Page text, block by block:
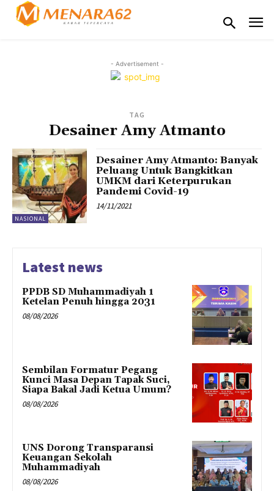
- Advertisement -
TAG
Desainer Amy Atmanto
NASIONAL
Desainer Amy Atmanto: Banyak
Peluang Untuk Bangkitkan
UMKM dari Keterpurukan
Pandemi Covid-19
14/11/2021
Latest news
PPDB SD Muhammadiyah 1
Ketelan Penuh hingga 2031
08/08/2026
Sembilan Formatur Pegang
Kunci Masa Depan Tapak Suci,
Siapa Bakal Jadi Ketua Umum?
08/08/2026
UNS Dorong Transparansi
Keuangan Sekolah
Muhammadiyah
08/08/2026